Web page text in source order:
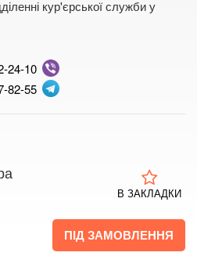
кур'єрської служби у
24-10
82-55
ПІД ЗАМОВЛЕННЯ
В ЗАКЛАДКИ